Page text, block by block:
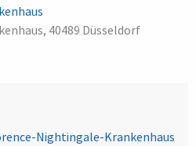
40489 Düsseldorf
Nightingale-Krankenhaus